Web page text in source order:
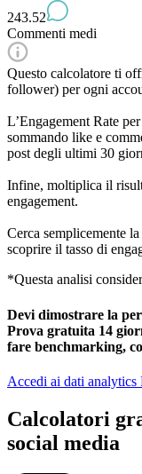
243.52
Commenti medi
Questo calcolatore ti
follower) per ogni
L’Engagement Rate
sommando like e
post degli ultimi 30
Infine, moltiplica il
engagement.
Cerca semplicemente
scoprire il tasso di
*Questa analisi
Devi dimostrare la
Prova gratuita 14
fare benchmarking,
Accedi ai dati analytics
Calcolatori
social media